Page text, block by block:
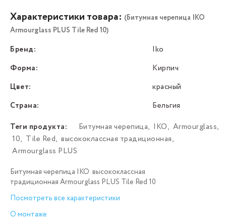
Характеристики товара: (Битумная черепица IKO
Armourglass PLUS Tile Red 10)
Бренд:
Iko
Форма:
Кирпич
Цвет:
красный
Страна:
Бельгия
Теги продукта:
Битумная черепица, IKO, Armourglass,
10, Tile Red, высококлассная традиционная,
Armourglass PLUS
Битумная черепица IKO высококлассная
традиционная Armourglass PLUS Tile Red 10
Посмотреть все характеристики
О монтаже